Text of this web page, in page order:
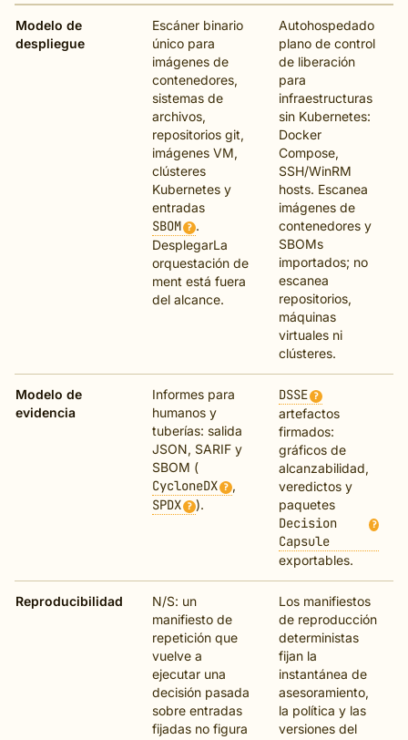
Modelo de
despliegue
Escáner binario
único para
imágenes de
contenedores,
sistemas de
archivos,
repositorios git,
imágenes VM,
clústeres
Kubernetes y
entradas
SBOM ? .
DesplegarLa
orquestación de
ment está fuera
del alcance.
Autohospedado
plano de control
de liberación
para
infraestructuras
sin Kubernetes:
Docker
Compose,
SSH/WinRM
hosts. Escanea
imágenes de
contenedores y
SBOMs
importados; no
escanea
repositorios,
máquinas
virtuales ni
clústeres.
Modelo de
evidencia
Informes para
humanos y
tuberías: salida
JSON, SARIF y
SBOM (
CycloneDX ? ,
SPDX ? ).
DSSE ?
artefactos
firmados:
gráficos de
alcanzabilidad,
veredictos y
paquetes
Decision
Capsule
?
exportables.
Reproducibilidad
N/S: un
manifiesto de
repetición que
vuelve a
ejecutar una
decisión pasada
sobre entradas
fijadas no figura
Los manifiestos
de reproducción
deterministas
fijan la
instantánea de
asesoramiento,
la política y las
versiones del